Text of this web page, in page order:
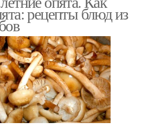
рецепты блюд из